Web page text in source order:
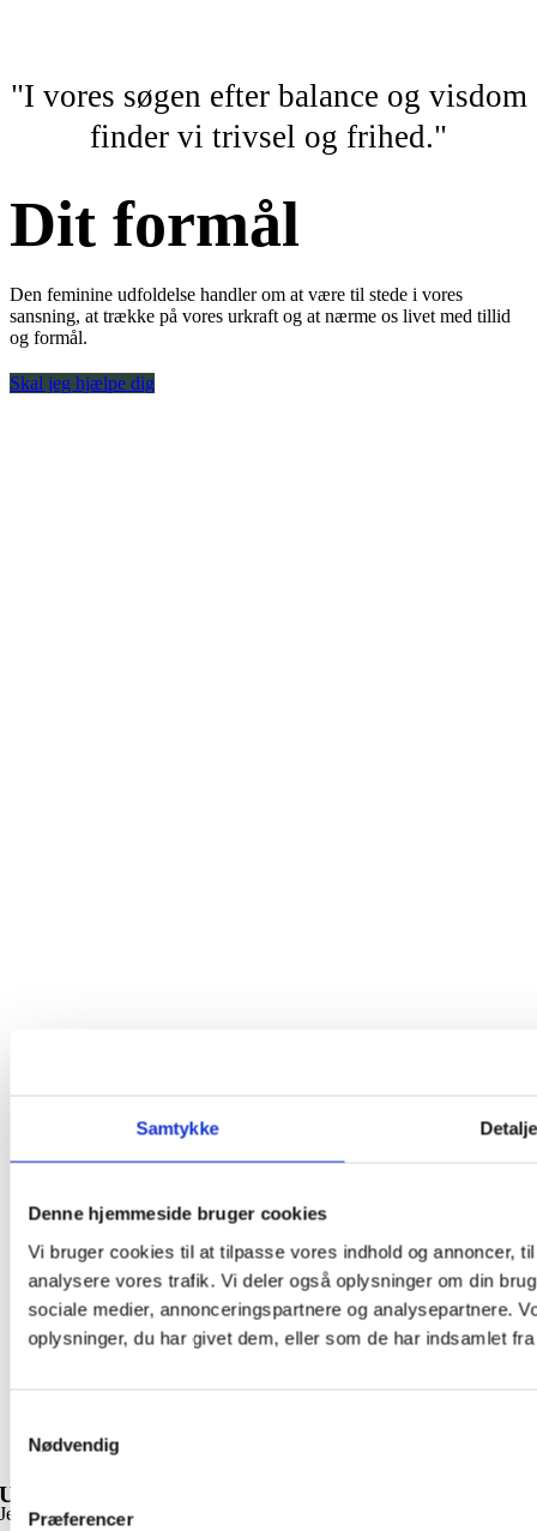
Samtykke
Denne hjemmeside bruger cookies
Vi bruger cookies til at tilpasse vores indhold og annoncer,
analysere vores trafik. Vi deler også oplysninger om din
sociale medier, annonceringspartnere og analysepartnere.
oplysninger, du har givet dem, eller som de har indsamlet
Nødvendig
Præferencer
"I vores søgen efter balance og visdom
finder vi trivsel og frihed."
Dit formål
Den feminine udfoldelse handler om at være til stede i vores
sansning, at trække på vores urkraft og at nærme os livet med tillid
og formål.
Skal jeg hjælpe dig
Udfold liv
Jeg håber, at du her har fundet et lille rum, hvor du kunne mærke lidt